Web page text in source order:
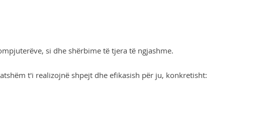
si dhe shërbime të tjera të ngjashme.
t'i realizojnë shpejt dhe efikasish për ju, konkretisht: